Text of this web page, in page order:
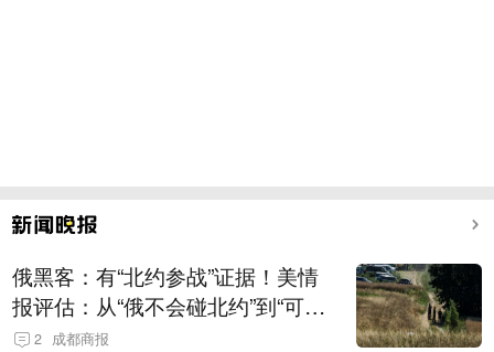
俄黑客：有“北约参战”证据！美情
报评估：从“俄不会碰北约”到“可能
发动有限攻击”
2 成都商报